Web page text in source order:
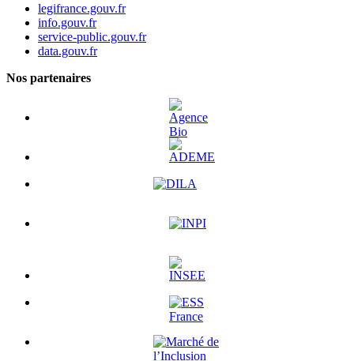
legifrance.gouv.fr
info.gouv.fr
service-public.gouv.fr
data.gouv.fr
Nos partenaires